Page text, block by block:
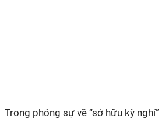
Trong phóng sự về “sở hữu kỳ